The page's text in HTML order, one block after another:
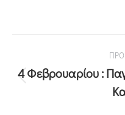
4 Φεβρουαρίου :